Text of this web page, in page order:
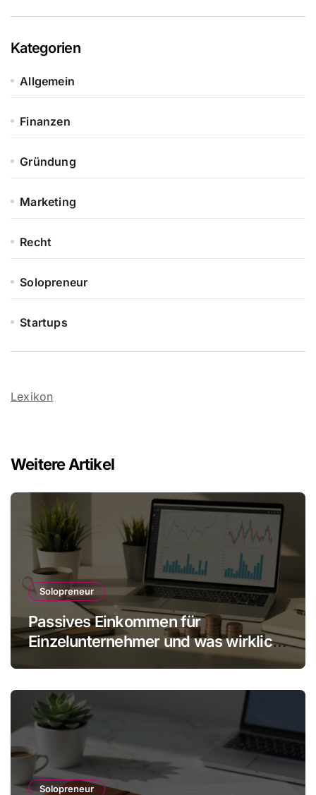
Kategorien
Allgemein
Finanzen
Gründung
Marketing
Recht
Solopreneur
Startups
Lexikon
Weitere Artikel
Solopreneur
Passives Einkommen für
Einzelunternehmer und was wirklich
Solopreneur